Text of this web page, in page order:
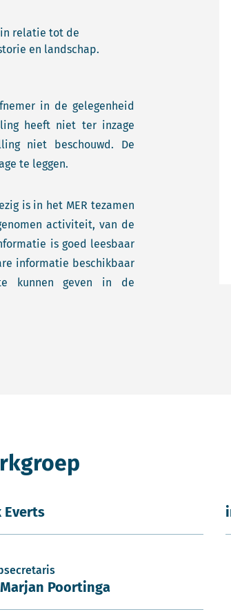
relatie tot de
en landschap.
in de gelegenheid
heeft niet ter inzage
niet beschouwd. De
te leggen.
is in het MER tezamen
activiteit, van de
is goed leesbaar
informatie beschikbaar
kunnen geven in de
Everts
Poortinga